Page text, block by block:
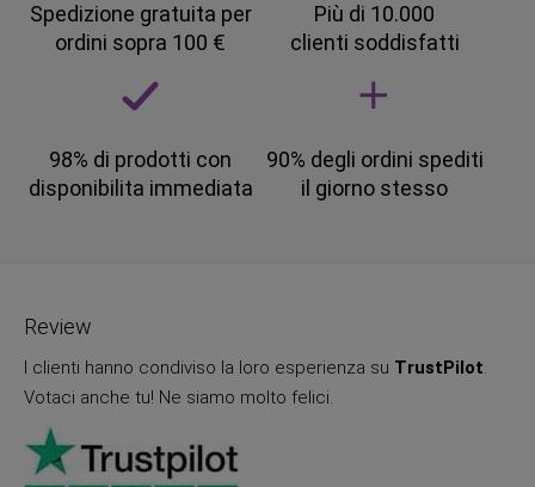
Spedizione gratuita per
ordini sopra 100 €
Più di 10.000
clienti soddisfatti
98% di prodotti con
disponibilita immediata
90% degli ordini spediti
il giorno stesso
Review
I clienti hanno condiviso la loro esperienza su TrustPilot.
Votaci anche tu! Ne siamo molto felici.